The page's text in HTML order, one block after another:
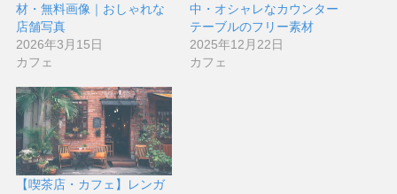
材・無料画像｜おしゃれな
店舗写真
2026年3月15日
カフェ
中・オシャレなカウンター
テーブルのフリー素材
2025年12月22日
カフェ
【喫茶店・カフェ】レンガ